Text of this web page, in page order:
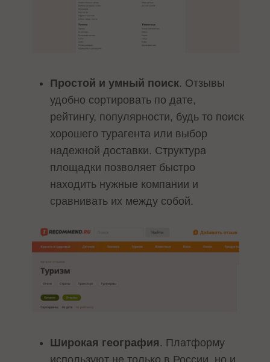
Простой и умный поиск. Отзывы
удобно сортировать по дате,
рейтингу, популярности, будь то поиск
хорошего турагента или выбор
надежной доставки. Структура
площадки позволяет быстро
находить нужные компании и
сравнивать их между собой.
Широкая география . Платформу
используют не только в России, но и